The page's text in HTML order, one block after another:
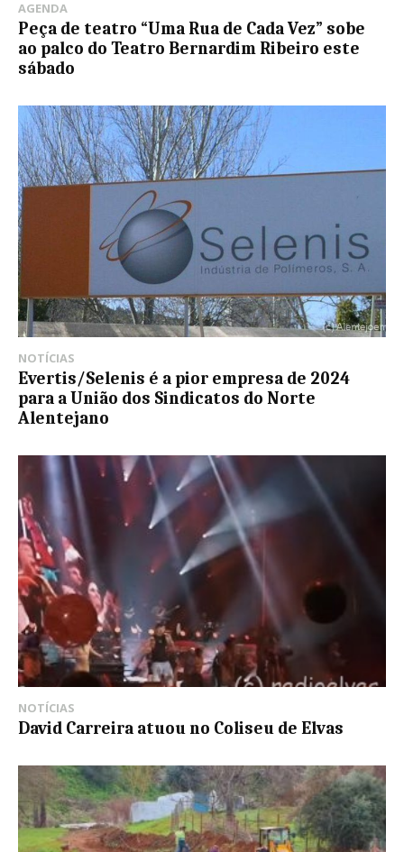
AGENDA
Peça de teatro “Uma Rua de Cada Vez” sobe
ao palco do Teatro Bernardim Ribeiro este
sábado
NOTÍCIAS
Evertis/Selenis é a pior empresa de 2024
para a União dos Sindicatos do Norte
Alentejano
NOTÍCIAS
David Carreira atuou no Coliseu de Elvas